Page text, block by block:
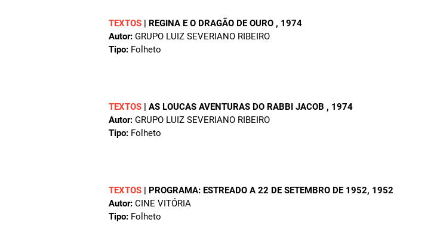
TEXTOS | REGINA E O DRAGÃO DE OURO , 1974
Autor: GRUPO LUIZ SEVERIANO RIBEIRO
Tipo: Folheto
TEXTOS | AS LOUCAS AVENTURAS DO RABBI JACOB , 1974
Autor: GRUPO LUIZ SEVERIANO RIBEIRO
Tipo: Folheto
TEXTOS | PROGRAMA: ESTREADO A 22 DE SETEMBRO DE 1952, 1952
Autor: CINE VITÓRIA
Tipo: Folheto